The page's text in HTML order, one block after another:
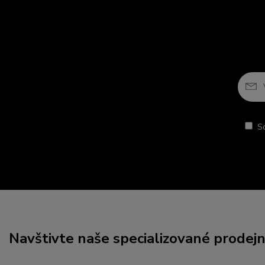
Navštivte naše specializované